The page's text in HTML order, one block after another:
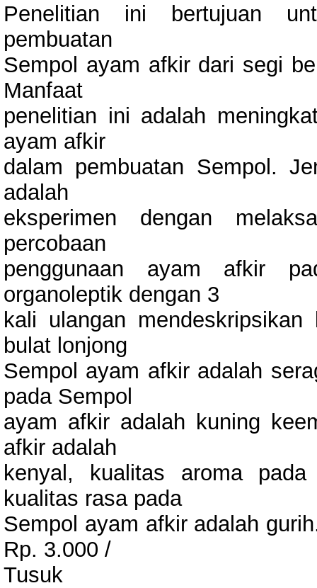
Penelitian ini bertujuan
pembuatan
Sempol ayam afkir dari segi
Manfaat
penelitian ini adalah
ayam afkir
dalam pembuatan Sempol.
adalah
eksperimen dengan
percobaan
penggunaan ayam afkir
organoleptik dengan 3
kali ulangan
bulat lonjong
Sempol ayam afkir adalah
pada Sempol
ayam afkir adalah kuning
afkir adalah
kenyal, kualitas aroma
kualitas rasa pada
Sempol ayam afkir adalah
Rp. 3.000 /
Tusuk